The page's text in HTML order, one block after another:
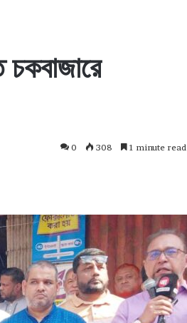
0 308 1 minute read